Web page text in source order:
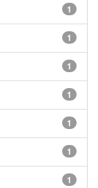
1
1
1
1
1
1
1